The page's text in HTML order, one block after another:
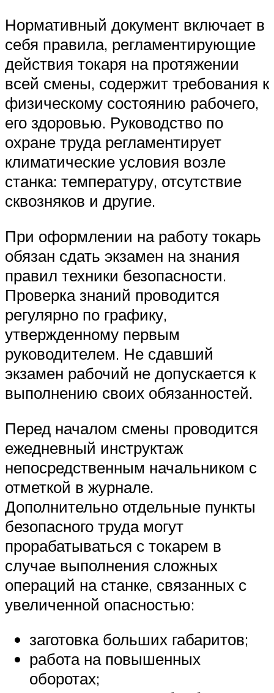
Нормативный документ включает в
себя правила, регламентирующие
действия токаря на протяжении
всей смены, содержит требования к
физическому состоянию рабочего,
его здоровью. Руководство по
охране труда регламентирует
климатические условия возле
станка: температуру, отсутствие
сквозняков и другие.
При оформлении на работу токарь
обязан сдать экзамен на знания
правил техники безопасности.
Проверка знаний проводится
регулярно по графику,
утвержденному первым
руководителем. Не сдавший
экзамен рабочий не допускается к
выполнению своих обязанностей.
Перед началом смены проводится
ежедневный инструктаж
непосредственным начальником с
отметкой в журнале.
Дополнительно отдельные пункты
безопасного труда могут
прорабатываться с токарем в
случае выполнения сложных
операций на станке, связанных с
увеличенной опасностью:
заготовка больших габаритов;
работа на повышенных
оборотах;